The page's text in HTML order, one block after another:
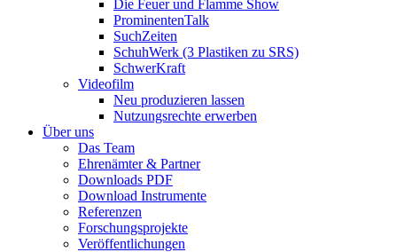
Die Feuer und Flamme Show
ProminentenTalk
SuchZeiten
SchuhWerk (3 Plastiken zu SRS)
SchwerKraft
Videofilm
Neu produzieren lassen
Nutzungsrechte erwerben
Über uns
Das Team
Ehrenämter & Partner
Downloads PDF
Download Instrumente
Referenzen
Forschungsprojekte
Veröffentlichungen